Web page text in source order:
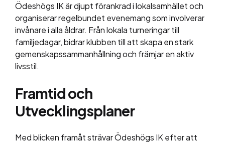
Ödeshögs IK är djupt förankrad i lokalsamhället och
organiserar regelbundet evenemang som involverar
invånare i alla åldrar. Från lokala turneringar till
familjedagar, bidrar klubben till att skapa en stark
gemenskapssammanhållning och främjar en aktiv
livsstil.
Framtid och
Utvecklingsplaner
Med blicken framåt strävar Ödeshögs IK efter att